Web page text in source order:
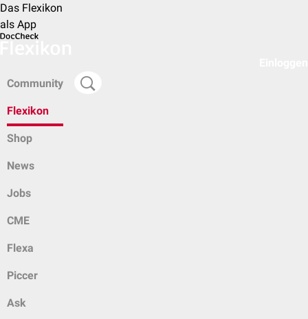
Das Flexikon
als App
Community
Flexikon
Shop
News
Jobs
CME
Flexa
Piccer
Ask